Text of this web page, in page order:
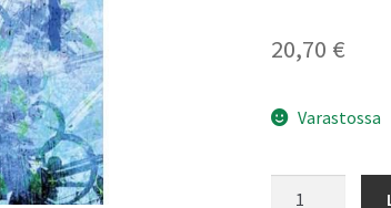
20,70 €
Varastossa